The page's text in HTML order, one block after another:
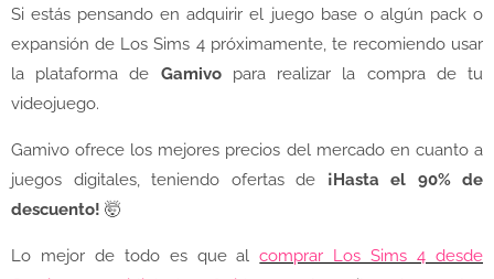
Si estás pensando en adquirir el juego base o algún pack o
expansión de Los Sims 4 próximamente, te recomiendo usar
la plataforma de Gamivopara realizar la compra de tu
videojuego.
Gamivo ofrece los mejores precios del mercado en cuanto a
juegos digitales, teniendo ofertas de ¡Hasta el 90% de
descuento! 🤯
Lo mejor de todo es que alcomprar Los Sims 4 desde